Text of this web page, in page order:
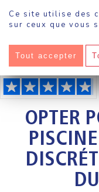
Ce site utilise des
sur ceux que vous
Tout accepter
Sokool· Piscine·Opter pour
OPTER